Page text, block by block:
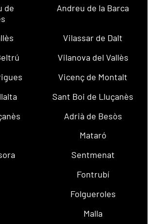
de
Andreu de la Barca
Vilassar de Dalt
Vilanova del Vallès
Vicenç de Montalt
Sant Boi de Lluçanès
Adrià de Besòs
Mataró
Sentmenat
Fontrubí
Folgueroles
Malla